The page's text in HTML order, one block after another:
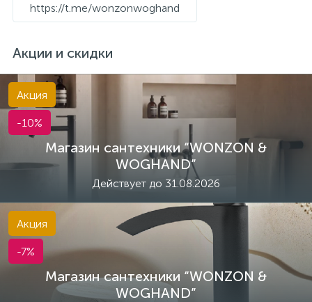
https://t.me/wonzonwoghand
Акции и скидки
Магазин сантехники “WONZON &
WOGHAND”
Действует до 31.08.2026
Акция
-10%
Магазин сантехники “WONZON &
WOGHAND”
Акция
-7%